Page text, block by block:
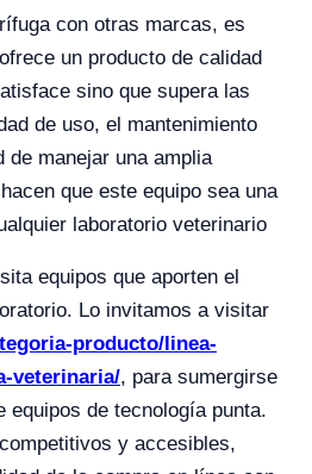
con otras marcas, es
un producto de calidad
sino que supera las
de uso, el mantenimiento
manejar una amplia
que este equipo sea una
laboratorio veterinario
equipos que aporten el
Lo invitamos a visitar
producto/linea-
veterinaria/, para sumergirse
equipos de tecnología punta.
y accesibles,